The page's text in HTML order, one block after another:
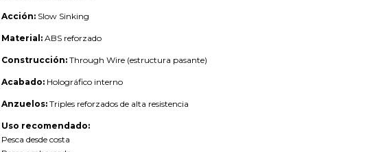
Acción: Slow Sinking
Material: ABS reforzado
Construcción: Through Wire (estructura pasante)
Acabado: Holográfico interno
Anzuelos: Triples reforzados de alta resistencia
Uso recomendado:
Pesca desde costa